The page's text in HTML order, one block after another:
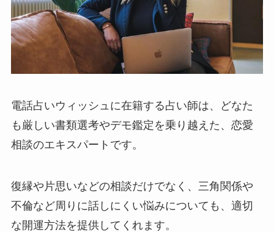
電話占いウィッシュに在籍する占い師は、どなた
も厳しい書類選考やデモ鑑定を乗り越えた、恋愛
相談のエキスパートです。
復縁や片思いなどの相談だけでなく、三角関係や
不倫など周りに話しにくい悩みについても、適切
な開運方法を提供してくれます。